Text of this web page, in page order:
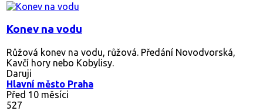
Konev na vodu
Růžová konev na vodu, růžová. Předání Novodvorská,
Kavčí hory nebo Kobylisy.
Daruji
Hlavní město Praha
Před 10 měsíci
527